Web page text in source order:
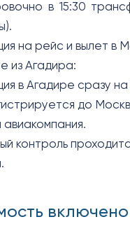
в 15:30
на рейс и вылет в
из Агадира:
в Агадире сразу
до
авиакомпания.
контроль
включено